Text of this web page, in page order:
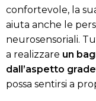
confortevole, la
aiuta anche le
neurosensoriali.
a realizzare un
dall’aspetto
possa sentirsi a